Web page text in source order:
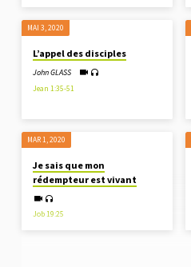
MAI 3, 2020
L’appel des disciples
John GLASS
Jean 1:35-51
MAR 1, 2020
Je sais que mon
rédempteur est vivant
Job 19:25